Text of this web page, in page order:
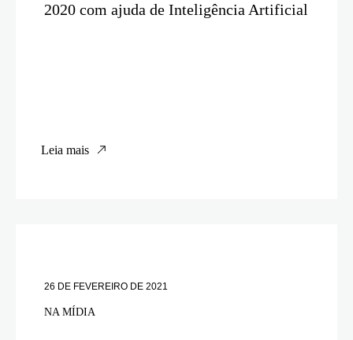
2020 com ajuda de Inteligência Artificial
Leia mais
26 DE FEVEREIRO DE 2021
NA MÍDIA